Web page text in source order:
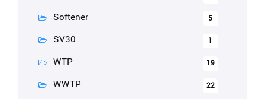
Softener 5
SV30 1
WTP 19
WWTP 22